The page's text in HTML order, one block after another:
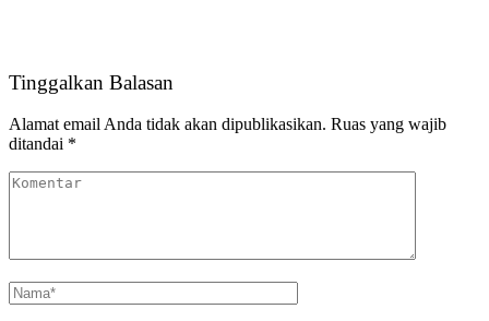
Tinggalkan Balasan
Alamat email Anda tidak akan dipublikasikan. Ruas yang wajib
ditandai *